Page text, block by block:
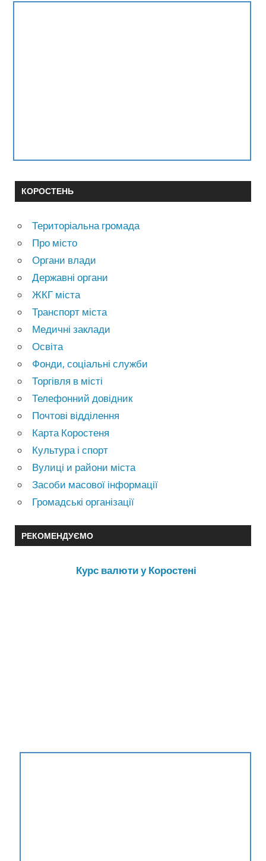
КОРОСТЕНЬ
Територіальна громада
Про місто
Органи влади
Державні органи
ЖКГ міста
Транспорт міста
Медичні заклади
Освіта
Фонди, соціальні служби
Торгівля в місті
Телефонний довідник
Почтові відділення
Карта Коростеня
Культура і спорт
Вулиці и райони міста
Засоби масової інформації
Громадські організації
РЕКОМЕНДУЄМО
Курс валюти у Коростені